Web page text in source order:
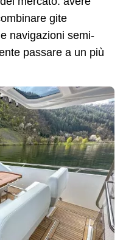
gite
navigazioni semi-
passare a un più